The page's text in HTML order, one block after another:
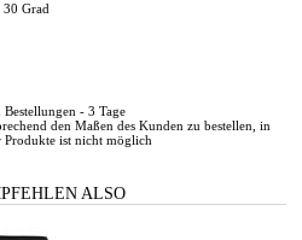
30 Grad
- 3 Tage
den Maßen des Kunden zu bestellen, in
Produkte ist nicht möglich
ALSO